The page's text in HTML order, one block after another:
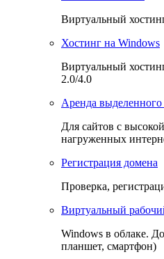
Виртуальный
Хостинг на Windows
Виртуальный
2.0/4.0
Аренда выделенного
Для сайтов с
нагруженных
Регистрация домена
Проверка,
Виртуальный
Windows в облаке.
планшет, смартфон)